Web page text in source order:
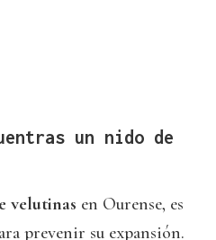
un nido de
velutinas en Ourense, es
prevenir su expansión.